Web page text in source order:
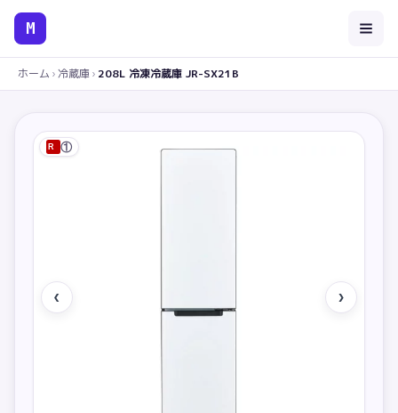
M
ホーム ›冷蔵庫› 208L 冷凍冷蔵庫 JR-SX21B
R ①
‹ ›